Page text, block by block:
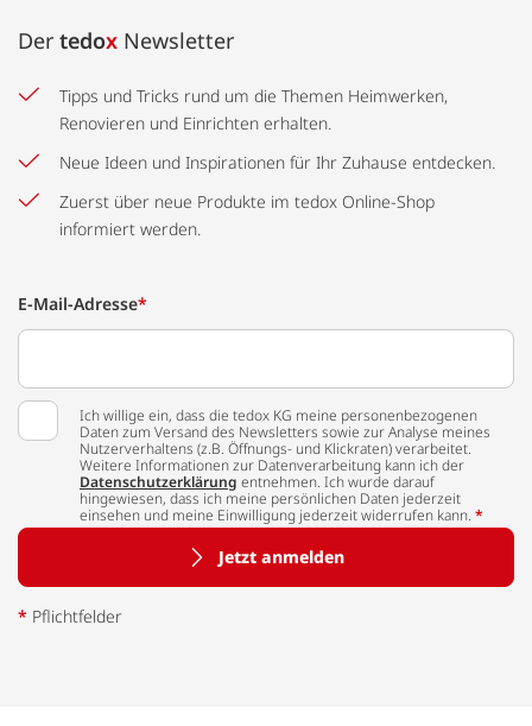
Der tedox Newsletter
Tipps und Tricks rund um die Themen Heimwerken,
Renovieren und Einrichten erhalten.
Neue Ideen und Inspirationen für Ihr Zuhause entdecken.
Zuerst über neue Produkte im tedox Online-Shop
informiert werden.
E-Mail-Adresse*
Ich willige ein, dass die tedox KG meine personenbezogenen
Daten zum Versand des Newsletters sowie zur Analyse meines
Nutzerverhaltens (z.B. Öffnungs- und Klickraten) verarbeitet.
Weitere Informationen zur Datenverarbeitung kann ich der
Datenschutzerklärung entnehmen. Ich wurde darauf
hingewiesen, dass ich meine persönlichen Daten jederzeit
einsehen und meine Einwilligung jederzeit widerrufen kann. *
Jetzt anmelden
* Pflichtfelder